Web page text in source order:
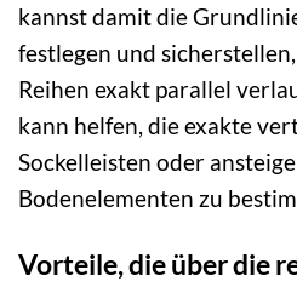
kannst damit die
festlegen und
Reihen exakt parallel
kann helfen, die exakte
Sockelleisten oder
Bodenelementen zu
Vorteile, die über die